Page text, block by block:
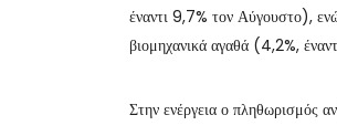
έναντι 9,7% τον Αύγουστο),
βιομηχανικά αγαθά (4,2%,
Στην ενέργεια ο πληθωρισμός